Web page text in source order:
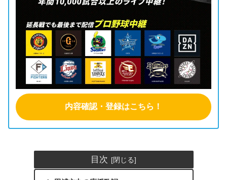
内容確認・登録はこちら！
目次